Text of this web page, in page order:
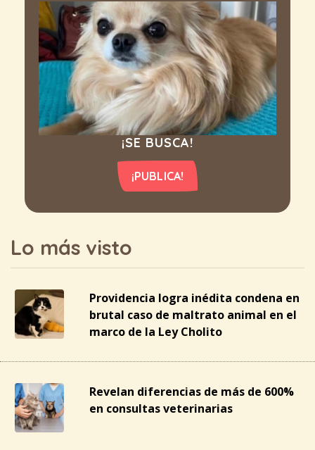
¡SE BUSCA!
¡PUBLICA!
Lo más visto
Providencia logra inédita condena en
brutal caso de maltrato animal en el
marco de la Ley Cholito
Revelan diferencias de más de 600%
en consultas veterinarias